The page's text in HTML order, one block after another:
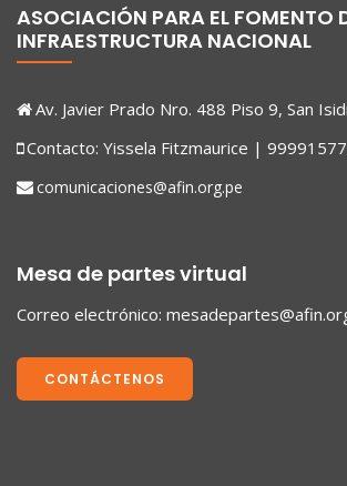
ASOCIACIÓN PARA EL FOMENTO
INFRAESTRUCTURA NACIONAL
Av. Javier Prado Nro. 488 Piso 9, San
Contacto: Yissela Fitzmaurice |
comunicaciones@afin.org.pe
Mesa de partes virtual
Correo electrónico:
CONTÁCTENOS